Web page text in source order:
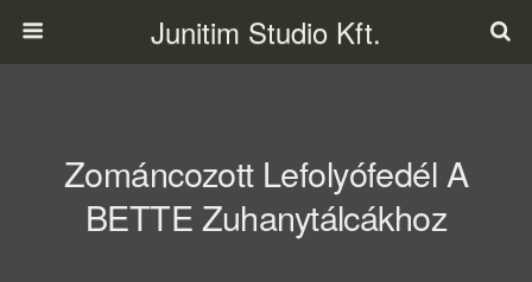
Junitim Studio Kft.
Zománcozott Lefolyófedél A
BETTE Zuhanytálcákhoz